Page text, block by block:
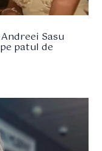
Sasu
patul de